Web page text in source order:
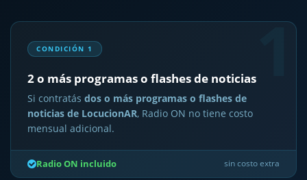
1
CONDICIÓN 1
2 o más programas o flashes de noticias
Si contratás dos o más programas o flashes de
noticias de LocucionAR, Radio ON no tiene costo
mensual adicional.
Radio ON incluido sin costo extra